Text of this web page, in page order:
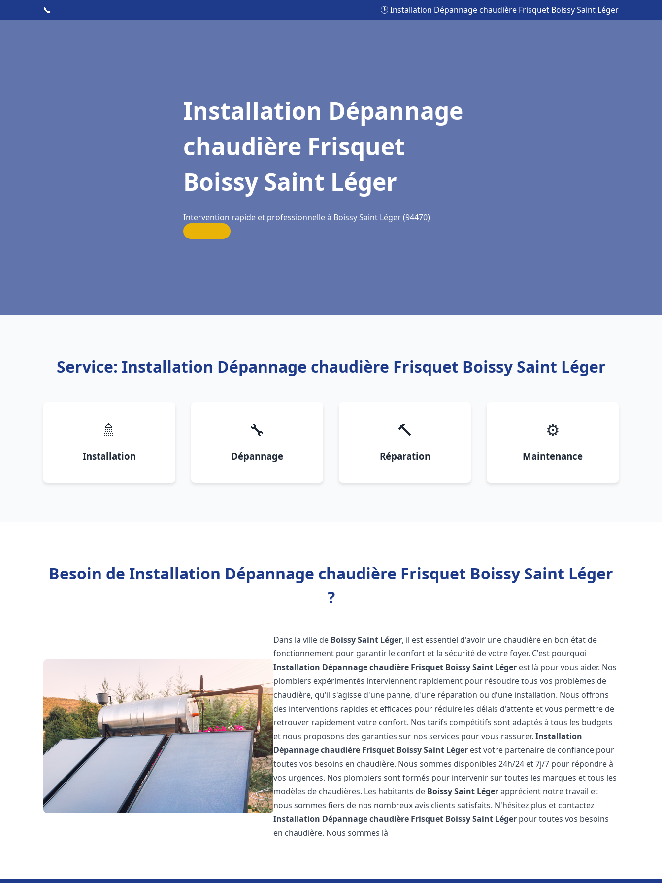
📞 🕒 Installation Dépannage chaudière Frisquet Boissy Saint Léger
Installation Dépannage
chaudière Frisquet
Boissy Saint Léger
Intervention rapide et professionnelle à Boissy Saint Léger (94470)
Service: Installation Dépannage chaudière Frisquet Boissy Saint Léger
🚿
Installation
🔧
Dépannage
🔨
Réparation
⚙️
Maintenance
Besoin de Installation Dépannage chaudière Frisquet Boissy Saint Léger
?
Dans la ville de Boissy Saint Léger, il est essentiel d'avoir une chaudière en bon état de
fonctionnement pour garantir le confort et la sécurité de votre foyer. C'est pourquoi
Installation Dépannage chaudière Frisquet Boissy Saint Léger est là pour vous aider. Nos
plombiers expérimentés interviennent rapidement pour résoudre tous vos problèmes de
chaudière, qu'il s'agisse d'une panne, d'une réparation ou d'une installation. Nous offrons
des interventions rapides et efficaces pour réduire les délais d'attente et vous permettre de
retrouver rapidement votre confort. Nos tarifs compétitifs sont adaptés à tous les budgets
et nous proposons des garanties sur nos services pour vous rassurer.Installation
Dépannage chaudière Frisquet Boissy Saint Léger est votre partenaire de confiance pour
toutes vos besoins en chaudière. Nous sommes disponibles 24h/24 et 7j/7 pour répondre à
vos urgences. Nos plombiers sont formés pour intervenir sur toutes les marques et tous les
modèles de chaudières. Les habitants de Boissy Saint Légerapprécient notre travail et
nous sommes fiers de nos nombreux avis clients satisfaits. N'hésitez plus et contactez
Installation Dépannage chaudière Frisquet Boissy Saint Léger pour toutes vos besoins
en chaudière. Nous sommes là